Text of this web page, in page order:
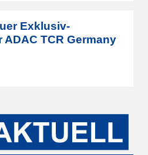
Exklusiv-
TCR Germany